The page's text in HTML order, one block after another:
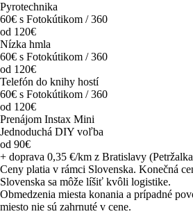
Pyrotechnika
60€ s Fotokútikom / 360
od 120€
Nízka hmla
60€ s Fotokútikom / 360
od 120€
Telefón do knihy hostí
60€ s Fotokútikom / 360
od 120€
Prenájom Instax Mini
Jednoduchá DIY voľba
od 90€
+ doprava 0,35 €/km z Bratislavy
Ceny platia v rámci Slovenska. Konečná
Slovenska sa môže líšiť kvôli logistike.
Obmedzenia miesta konania a prípadné
miesto nie sú zahrnuté v cene.